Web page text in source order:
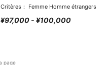
Critères： Femme Homme étrangers
¥97,000 - ¥100,000